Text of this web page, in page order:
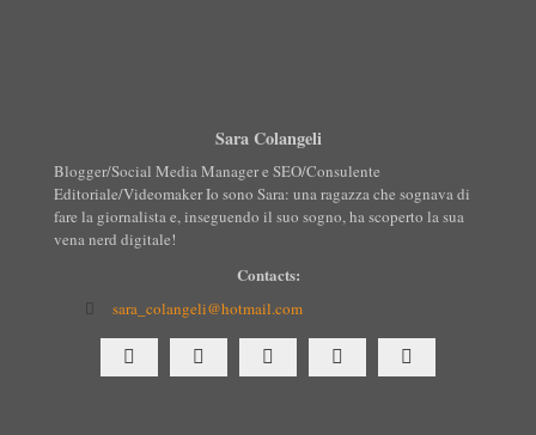
Sara Colangeli
Blogger/Social Media Manager e SEO/Consulente
Editoriale/Videomaker Io sono Sara: una ragazza che sognava di
fare la giornalista e, inseguendo il suo sogno, ha scoperto la sua
vena nerd digitale!
Contacts:
sara_colangeli@hotmail.com